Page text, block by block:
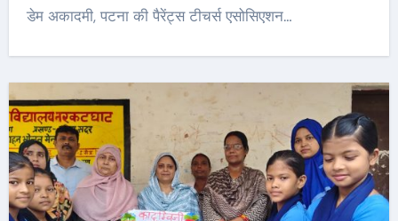
डेम अकादमी, पटना की पैरेंट्स टीचर्स एसोसिएशन…